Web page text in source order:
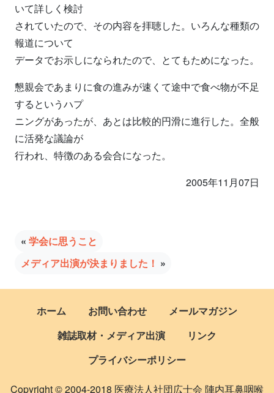
いて詳しく検討
されていたので、その内容を拝聴した。いろんな種類の
報道について
データでお示しになられたので、とてもためになった。
懇親会であまりに食の進みが速くて途中で食べ物が不足
するというハプ
ニングがあったが、あとは比較的円滑に進行した。全般
に活発な議論が
行われ、特徴のある会合になった。
2005年11月07日
« 学会に思うこと
メディア出演が決まりました！ »
ホーム お問い合わせ
メールマガジン
雑誌取材・メディア出演
リンク
プライバシーポリシー
Copyright © 2004-2018 医療法人社団広士会 陣内耳鼻咽喉